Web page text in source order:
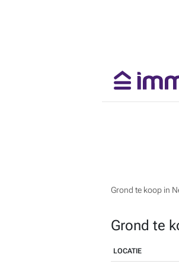
Grond te koop in
Grond te
LOCATIE